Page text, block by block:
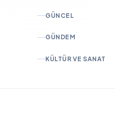
GÜNCEL
GÜNDEM
KÜLTÜR VE SANAT